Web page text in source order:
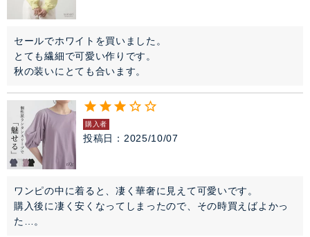
セールでホワイトを買いました。
とても繊細で可愛い作りです。
秋の装いにとても合います。
購入者
投稿日 2025/10/07
ワンピの中に着ると、凄く華奢に見えて可愛いです。
購入後に凄く安くなってしまったので、その時買えばよかっ
た…。